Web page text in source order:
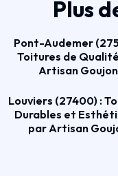
Plus
Pont-Audemer
Toitures de
Artisan Goujon
Louviers (27400) :
Durables et
par Artisan